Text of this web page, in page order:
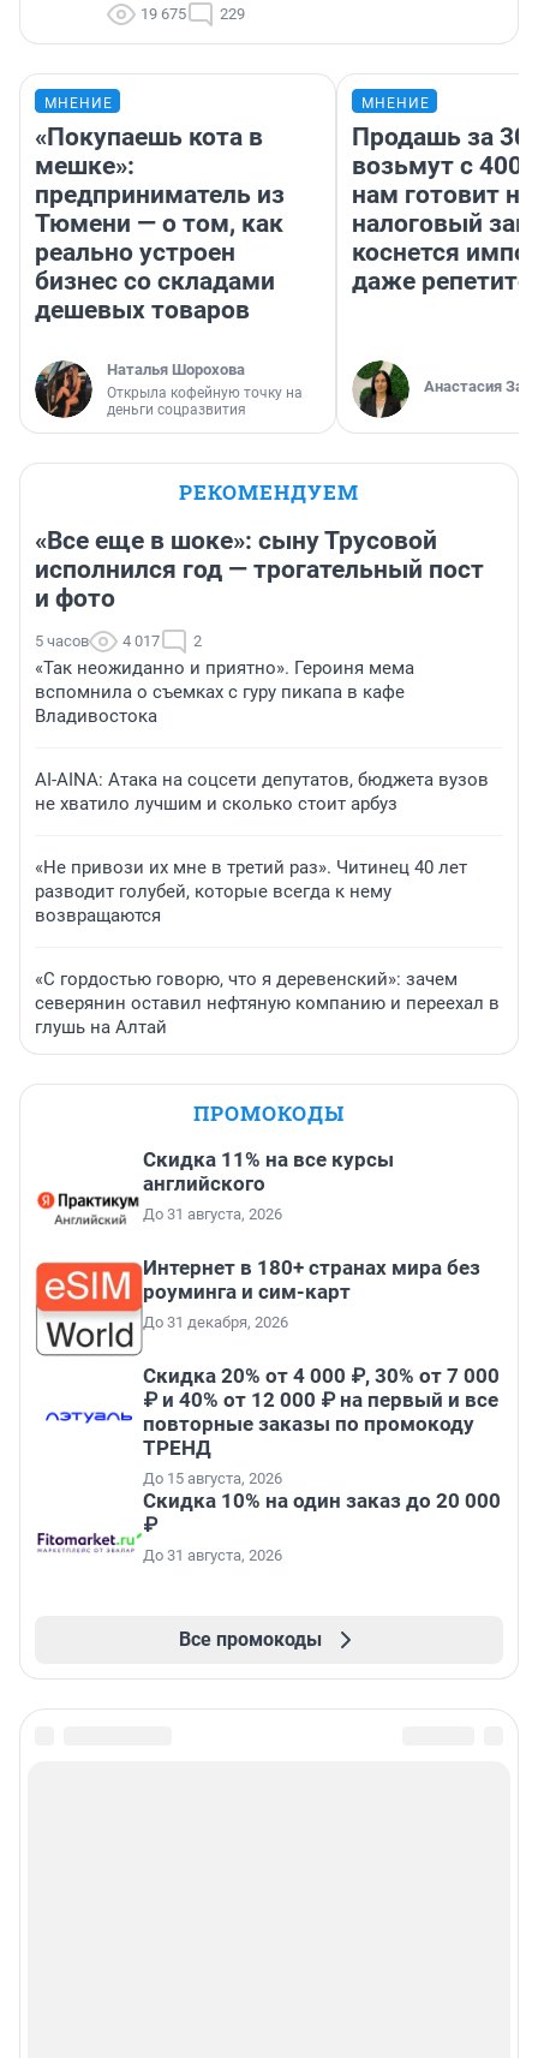
19 675 229
МНЕНИЕ
«Покупаешь кота в
мешке»:
предприниматель из
Тюмени — о том, как
реально устроен
бизнес со складами
дешевых товаров
Наталья Шорохова
Открыла кофейную точку на
деньги соцразвития
МНЕНИЕ
Продашь за
возьмут с
нам готовит
налоговый
коснется
даже
Анастасия
РЕКОМЕНДУЕМ
«Все еще в шоке»: сыну Трусовой
исполнился год — трогательный пост
и фото
5 часов 4 017 2
«Так неожиданно и приятно». Героиня мема
вспомнила о съемках с гуру пикапа в кафе
Владивостока
AI-AINA: Атака на соцсети депутатов, бюджета вузов
не хватило лучшим и сколько стоит арбуз
«Не привози их мне в третий раз». Читинец 40 лет
разводит голубей, которые всегда к нему
возвращаются
«С гордостью говорю, что я деревенский»: зачем
северянин оставил нефтяную компанию и переехал в
глушь на Алтай
ПРОМОКОДЫ
Скидка 11% на все курсы
английского
До 31 августа, 2026
Интернет в 180+ странах мира без
роуминга и сим-карт
До 31 декабря, 2026
Скидка 20% от 4 000 ₽, 30% от 7 000
₽ и 40% от 12 000 ₽ на первый и все
повторные заказы по промокоду
ТРЕНД
До 15 августа, 2026
Скидка 10% на один заказ до 20 000
₽
До 31 августа, 2026
Все промокоды